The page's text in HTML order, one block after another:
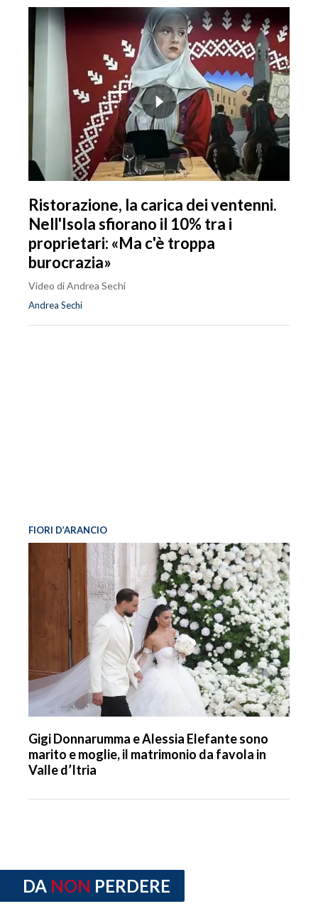
Ristorazione, la carica dei ventenni.
Nell'Isola sfiorano il 10% tra i
proprietari: «Ma c'è troppa
burocrazia»
Video di Andrea Sechi
Andrea Sechi
FIORI D’ARANCIO
Gigi Donnarumma e Alessia Elefante sono
marito e moglie, il matrimonio da favola in
Valle d’Itria
DA NON PERDERE